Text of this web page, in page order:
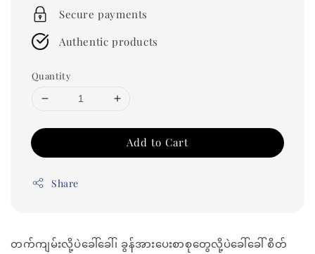
Secure payments
Authentic products
Quantity
Add to Cart
Share
တက်ကျမ်းလို့ပဲခေါ်ခေါ်၊ ခွန်အားပေးစာစုတွေလို့ပဲခေါ်ခေါ် စိတ်